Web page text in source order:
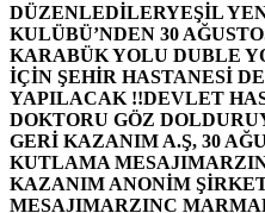
DÜZENLEDİLERYEŞİL
KULÜBÜ’NDEN 30
KARABÜK YOLU DUBLE
İÇİN ŞEHİR HASTANESİ
YAPILACAK !!DEVLET
DOKTORU GÖZ
GERİ KAZANIM A.Ş, 30
KUTLAMA MESAJI
KAZANIM ANONİM
MESAJIMARZINC